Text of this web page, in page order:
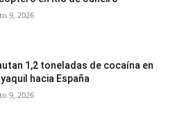
9, 2026
1,2 toneladas de cocaína en
hacia España
9, 2026